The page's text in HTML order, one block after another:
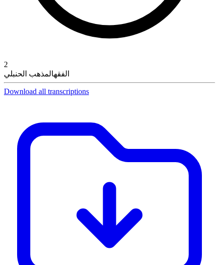
2
الفقهالمذهب الحنبلي
Download all transcriptions